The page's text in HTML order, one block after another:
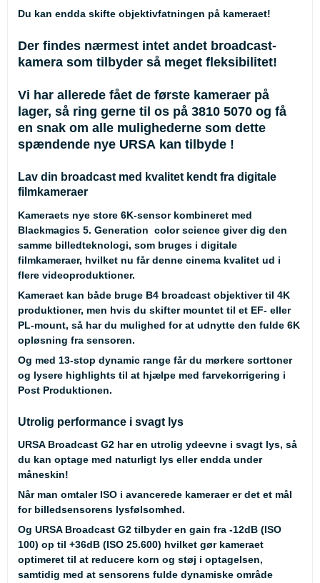
Du kan endda skifte objektivfatningen på kameraet!
Der findes nærmest intet andet broadcast-
kamera som tilbyder så meget fleksibilitet!
Vi har allerede fået de første kameraer på
lager, så ring gerne til os på 3810 5070 og få
en snak om alle mulighederne som dette
spændende nye URSA kan tilbyde !
Lav din broadcast med kvalitet kendt fra digitale
filmkameraer
Kameraets nye store 6K-sensor kombineret med
Blackmagics 5. Generation color science giver dig den
samme billedteknologi, som bruges i digitale
filmkameraer, hvilket nu får denne cinema kvalitet ud i
flere videoproduktioner.
Kameraet kan både bruge B4 broadcast objektiver til 4K
produktioner, men hvis du skifter mountet til et EF- eller
PL-mount, så har du mulighed for at udnytte den fulde 6K
opløsning fra sensoren.
Og med 13-stop dynamic range får du mørkere sorttoner
og lysere highlights til at hjælpe med farvekorrigering i
Post Produktionen.
Utrolig performance i svagt lys
URSA Broadcast G2 har en utrolig ydeevne i svagt lys, så
du kan optage med naturligt lys eller endda under
måneskin!
Når man omtaler ISO i avancerede kameraer er det et mål
for billedsensorens lysfølsomhed.
Og URSA Broadcast G2 tilbyder en gain fra -12dB (ISO
100) op til +36dB (ISO 25.600) hvilket gør kameraet
optimeret til at reducere korn og støj i optagelsen,
samtidig med at sensorens fulde dynamiske område